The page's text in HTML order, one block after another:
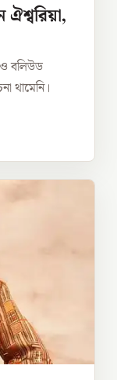
ও বলিউড
থামেনি।